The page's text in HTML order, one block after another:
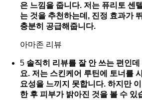
은 느낌을 줍니다. 저는 퓨리토 센
는 것을 추천하는데, 진정 효과가
충분히 공급해줍니다.
아마존 리뷰
5 솔직히 리뷰를 잘 안 쓰는 편인
요. 저는 스킨케어 루틴에 토너를
요성을 느끼지 못합니다. 하지만
한 후 피부가 밝아진 것을 볼 수 있